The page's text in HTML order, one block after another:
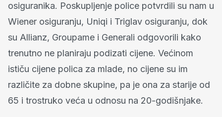
osiguranika. Poskupljenje police potvrdili su nam u
Wiener osiguranju, Uniqi i Triglav osiguranju, dok
su Allianz, Groupame i Generali odgovorili kako
trenutno ne planiraju podizati cijene. Većinom
ističu cijene polica za mlade, no cijene su im
različite za dobne skupine, pa je ona za starije od
65 i trostruko veća u odnosu na 20-godišnjake.